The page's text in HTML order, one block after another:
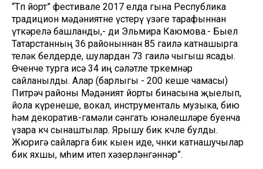
“Төп йорт” фестивале 2017 елда гына Республика
традицион мәдәниятне үстерү үзәге тарафыннан
үткәрелә башланды,- ди Эльмира Каюмова.- Быел
Татарстанның 36 районыннан 85 гаилә катнашырга
теләк белдерде, шулардан 73 гаилә чыгыш ясады.
Өченче турга исә 34 иң сәләтле төркемнәр
сайланылды. Алар (барлыгы - 200 кеше чамасы)
Питрәч районы Мәдәният йорты бинасына җыелып,
йола күренеше, вокал, инструменталь музыка, бию
һәм декоратив-гамәли сәнгать юнәлешләре буенча
үзара көч сынаштылар. Ярышу бик көчле булды.
Жюригә сайларга бик кыен иде, чөнки катнашучылар
бик яхшы, мөһим итеп хәзерләнгәннәр”.